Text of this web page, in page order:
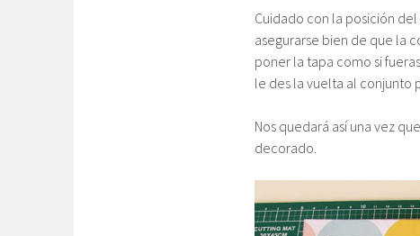
Cuidado con la posición
asegurarse bien de que la
poner la tapa como si
le des la vuelta al conjunto
Nos quedará así una vez
decorado.